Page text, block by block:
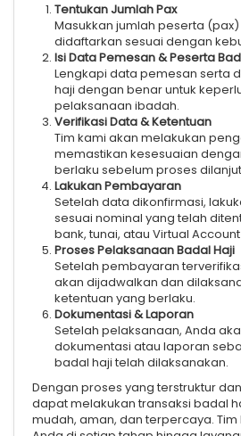
Tentukan Jumlah Pax
Masukkan jumlah peserta
didaftarkan sesuai dengan
Isi Data Pemesan & Peserta
Lengkapi data pemesan serta
haji dengan benar untuk
pelaksanaan ibadah.
Verifikasi Data & Ketentuan
Tim kami akan melakukan
memastikan kesesuaian
berlaku sebelum proses
Lakukan Pembayaran
Setelah data dikonfirmasi,
sesuai nominal yang telah
bank, tunai, atau Virtual
Proses Pelaksanaan Badal Haji
Setelah pembayaran
akan dijadwalkan dan
ketentuan yang berlaku.
Dokumentasi & Laporan
Setelah pelaksanaan, Anda
dokumentasi atau laporan
badal haji telah dilaksanakan.
Dengan proses yang terstruktur
dapat melakukan transaksi badal
mudah, aman, dan terpercaya.